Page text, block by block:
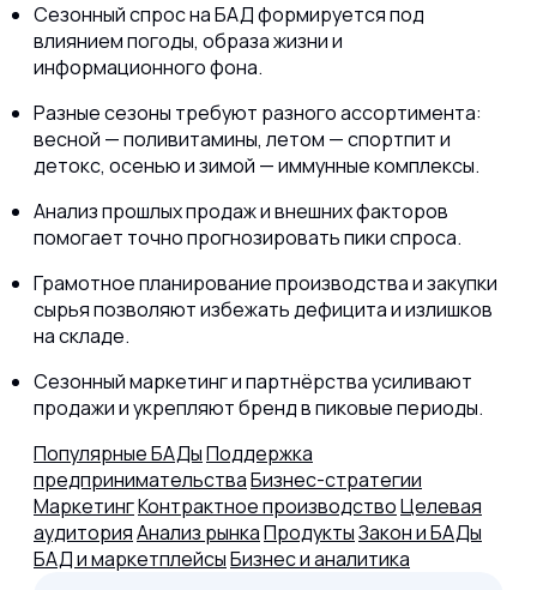
Сезонный спрос на БАД формируется под
влиянием погоды, образа жизни и
информационного фона.
Разные сезоны требуют разного ассортимента:
весной — поливитамины, летом — спортпит и
детокс, осенью и зимой — иммунные комплексы.
Анализ прошлых продаж и внешних факторов
помогает точно прогнозировать пики спроса.
Грамотное планирование производства и закупки
сырья позволяют избежать дефицита и излишков
на складе.
Сезонный маркетинг и партнёрства усиливают
продажи и укрепляют бренд в пиковые периоды.
Популярные БАДыПоддержка
предпринимательстваБизнес-стратегии
МаркетингКонтрактное производствоЦелевая
аудиторияАнализ рынкаПродуктыЗакон и БАДы
БАД и маркетплейсыБизнес и аналитика